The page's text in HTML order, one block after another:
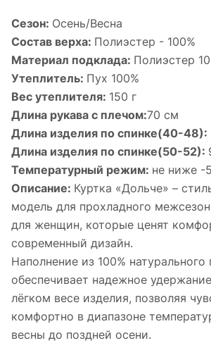
Сезон: Осень/Весна
Состав верха: Полиэстер - 100%
Материал подклада: Полиэстер
Утеплитель: Пух 100%
Вес утеплителя: 150 г
Длина рукава с плечом:70 см
Длина изделия по спинке(40-48):
Длина изделия по спинке(50-52):
Температурный режим: не ниже -
Описание: Куртка «Дольче» –
модель для прохладного
для женщин, которые ценят
современный дизайн.
Наполнение из 100% натурального
обеспечивает надежное
лёгком весе изделия, позволяя
комфортно в диапазоне
весны до поздней осени.